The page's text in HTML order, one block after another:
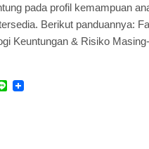
pada profil kemampuan
Berikut panduannya:
Keuntungan & Risiko
Line